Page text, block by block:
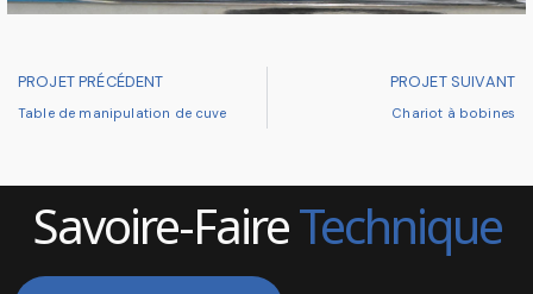
PROJET PRÉCÉDENT
Table de manipulation de cuve
PROJET SUIVANT
Chariot à bobines
Savoire-FaireTechnique